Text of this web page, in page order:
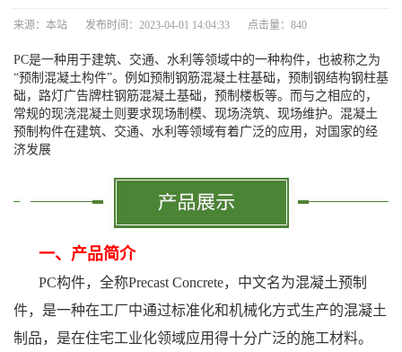
来源：本站 发布时间：2023-04-01 14:04:33 点击量：840
PC是一种用于建筑、交通、水利等领域中的一种构件，也被称之为
“预制混凝土构件”。例如预制钢筋混凝土柱基础，预制钢结构钢柱基
础，路灯广告牌柱钢筋混凝土基础，预制楼板等。而与之相应的，
常规的现浇混凝土则要求现场制模、现场浇筑、现场维护。混凝土
预制构件在建筑、交通、水利等领域有着广泛的应用，对国家的经
济发展
一、产品简介
PC构件，全称Precast Concrete，中文名为混凝土预制
件，是一种在工厂中通过标准化和机械化方式生产的混凝土
制品，是在住宅工业化领域应用得十分广泛的施工材料。